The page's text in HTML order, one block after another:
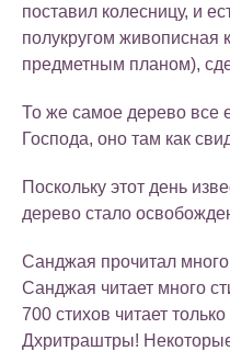
поставил колесницу, и
полукругом живописная
предметным планом),
То же самое дерево все
Господа, оно там как
Поскольку этот день
дерево стало
Санджая прочитал
Санджая читает много
700 стихов читает
Дхритраштры!